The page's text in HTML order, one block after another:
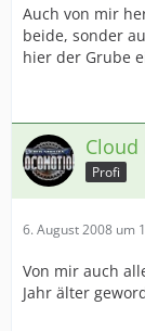
Auch von mir
beide, sonder
hier der Grube
Profi
6. August 2008 um
Von mir auch
Jahr älter